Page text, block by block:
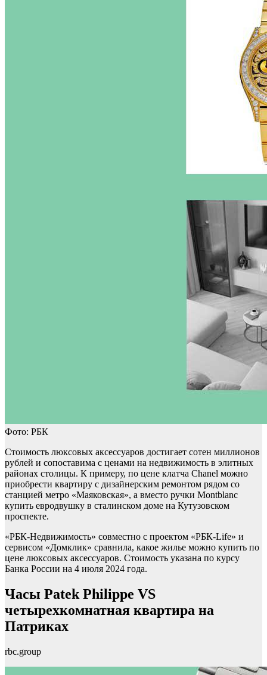
Фото: РБК
Стоимость люксовых аксессуаров достигает сотен миллионов
рублей и сопоставима с ценами на недвижимость в элитных
районах столицы. К примеру, по цене клатча Chanel можно
приобрести квартиру с дизайнерским ремонтом рядом со
станцией метро «Маяковская», а вместо ручки Montblanc
купить евродвушку в сталинском доме на Кутузовском
проспекте.
«РБК-Недвижимость» совместно с проектом «РБК-Life» и
сервисом «Домклик» сравнила, какое жилье можно купить по
цене люксовых аксессуаров. Стоимость указана по курсу
Банка России на 4 июля 2024 года.
Часы Patek Philippe VS
четырехкомнатная квартира на
Патриках
rbc.group